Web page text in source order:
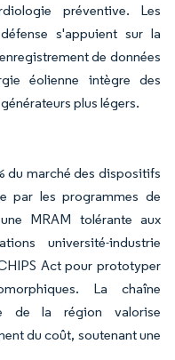
préventive. Les
s'appuient sur la
de données
éolienne intègre des
plus légers.
du marché des dispositifs
par les programmes de
MRAM tolérante aux
université-industrie
Act pour prototyper
La chaîne
de la région valorise
du coût, soutenant une